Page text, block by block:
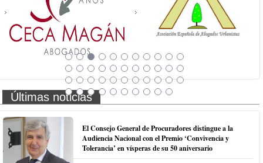
Últimas noticias
El Consejo General de Procuradores distingue a la
Audiencia Nacional con el Premio ‘Convivencia y
Tolerancia’ en vísperas de su 50 aniversario